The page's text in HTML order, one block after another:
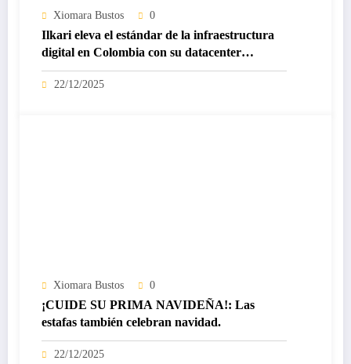
Xiomara Bustos 0
Ilkari eleva el estándar de la infraestructura
digital en Colombia con su datacenter
certificado Nivel IV de ICREA
22/12/2025
Xiomara Bustos 0
¡CUIDE SU PRIMA NAVIDEÑA!: Las
estafas también celebran navidad.
22/12/2025